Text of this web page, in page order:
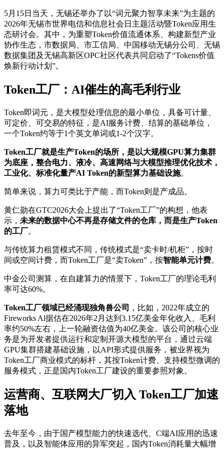
5月15日当天，无锡还举办了以“词元聚力智享未来”为主题的
2026年无锡市世界电信和信息社会日主题活动暨Token应用生
态研讨会。其中，为重塑Token价值流通体系、构建新型产业
协作生态，市数据局、市工信局、中国移动无锡分公司、无锡
数据集团及无锡高新区OPC社区代表共同启动了“Tokens价值
焕新行动计划”。
Token工厂：AI催生的高毛利行业
Token即词元，是大模型处理信息的最小单位，具备可计量、
可定价、可交易的特征，是AI服务计费、结算的基础单位，
一个Token约等于1个英文单词或1-2个汉字。
Token工厂就是生产Token的场所，是以大规模GPU算力集群
为底座，整合电力、液冷、高速网络与大模型推理优化技术，
工业化、标准化量产AI Token的新型算力基础设施。
简单来说，算力可类比于产能，而Token则是产成品。
黄仁勋在GTC2026大会上提出了“Token工厂”的构想，他表
示， 未来的数据中心不再是存储文件的仓库，而是生产Token
的工厂。
与传统算力租赁模式不同，传统模式是“卖卡时/机柜”，按时
间或空间计费，而Token工厂是“卖Token”，按智能单元计费。
中金公司测算，在自建算力的情景下，Token工厂的理论毛利
率可达60%。
Token工厂领域已经涌现独角兽公司
，比如，2022年成立的
Fireworks Al据估在2026年2月达到3.15亿美金年化收入、毛利
率约50%左右，上一轮融资估值为40亿美金。该公司的核心业
务是为开发者提供运行和定制开源大模型的平台，通过云端
GPU集群搭建基础设施，以API形式提供服务，被业界视为
Token工厂商业模式的标杆，其按Token计费、支持模型微调的
服务模式，正是国内Token工厂建设的重要参照对象。
运营商、互联网大厂切入 Token工厂加速
落地
去年至今，由于国产模型能力的快速选代、C端AI应用的迅速
普及，以及智能体应用的异军突起，国内Token消耗量大幅增